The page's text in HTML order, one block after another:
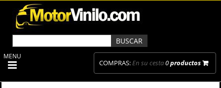
COMPRAS:En su cesta0productos
MENU